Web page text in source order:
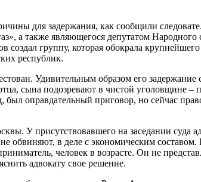
для задержания, как сообщили
а также являющегося депутатом Народного
группу, которая обокрала крупнейшего
республик.
Удивительным образом его задержание
сына подозревают в чистой уголовщине –
оправдательный приговор, но сейчас
У присутствовавшего на заседании суда
обвиняют, в деле с экономическим
человек в возрасте. Он не
адвокату свое решение.